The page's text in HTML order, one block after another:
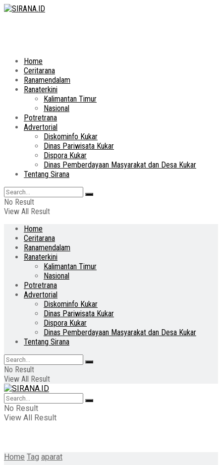
Home
Ceritarana
Ranamendalam
Ranaterkini
Kalimantan Timur
Nasional
Potretrana
Advertorial
Diskominfo Kukar
Dinas Pariwisata Kukar
Dispora Kukar
Dinas Pemberdayaan Masyarakat dan Desa Kukar
Tentang Sirana
No Result
View All Result
Home
Ceritarana
Ranamendalam
Ranaterkini
Kalimantan Timur
Nasional
Potretrana
Advertorial
Diskominfo Kukar
Dinas Pariwisata Kukar
Dispora Kukar
Dinas Pemberdayaan Masyarakat dan Desa Kukar
Tentang Sirana
No Result
View All Result
No Result
View All Result
Home Tag aparat